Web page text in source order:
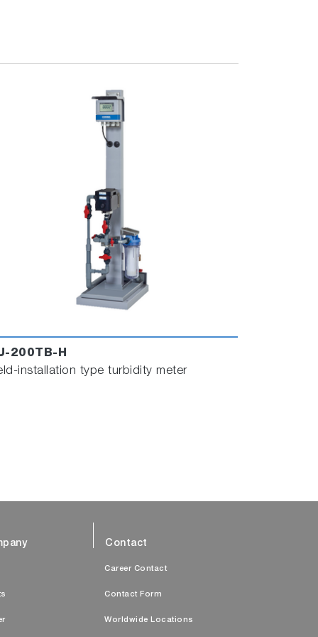
200TB-H
installation type turbidity meter
Contact
Career Contact
Contact Form
Worldwide Locations